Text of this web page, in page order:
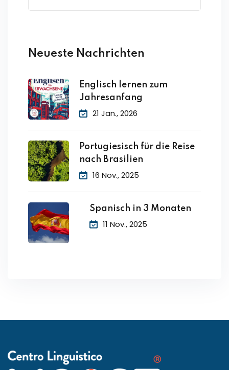
Neueste Nachrichten
Englisch lernen zum
Jahresanfang
21 Jan., 2026
Portugiesisch für die Reise
nach Brasilien
16 Nov., 2025
Spanisch in 3 Monaten
11 Nov., 2025